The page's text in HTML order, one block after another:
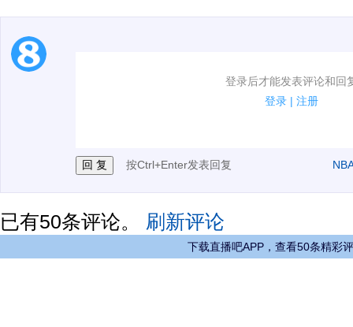
登录后才能发表评论和回
登录 | 注册
1.电脑端新用户可以发表评论了！
按Ctrl+Enter发表回复
已有50条评论。 刷新评论
下载直播吧APP，查看50条精彩